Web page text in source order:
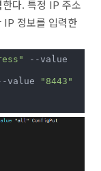
다. 특정 IP 주소
정보를 입력한
value
"8443"